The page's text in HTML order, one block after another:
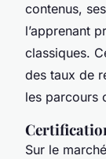
contenus,
l’apprenant
classiques.
des taux de
les parcours
Sur le